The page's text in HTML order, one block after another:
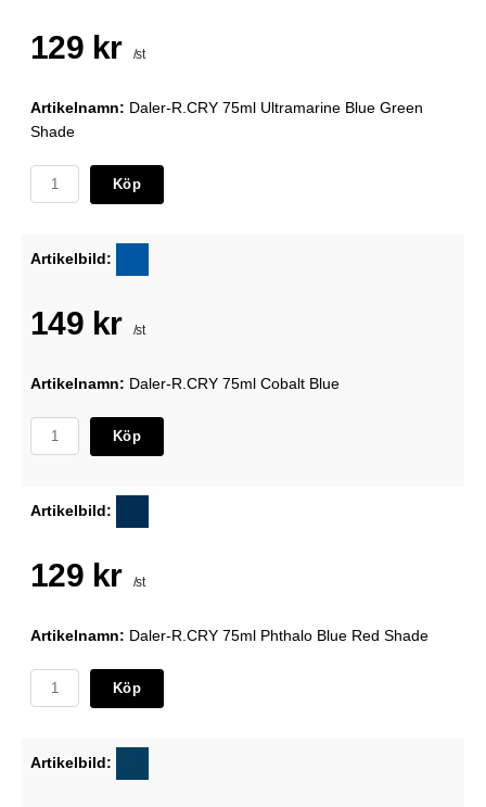
129 kr /st
Artikelnamn: Daler-R.CRY 75ml Ultramarine Blue Green
Shade
Köp
Artikelbild:
149 kr /st
Artikelnamn: Daler-R.CRY 75ml Cobalt Blue
Köp
Artikelbild:
129 kr /st
Artikelnamn: Daler-R.CRY 75ml Phthalo Blue Red Shade
Köp
Artikelbild: